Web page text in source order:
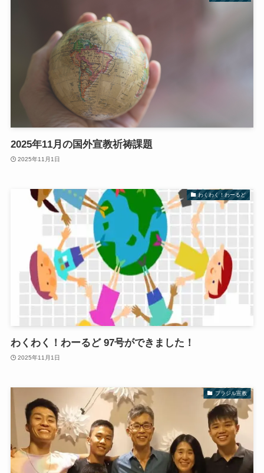
2025年11月の国外宣教祈祷課題
2025年11月1日
わくわく！わーるど
わくわく！わーるど 97号ができました！
2025年11月1日
ブラジル宣教